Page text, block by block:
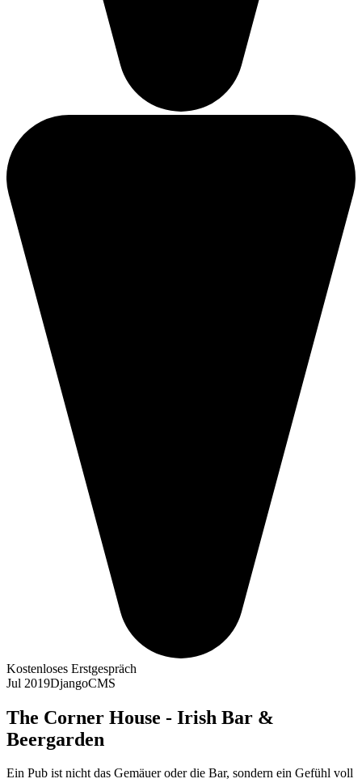
Kostenloses Erstgespräch
Jul 2019DjangoCMS
The Corner House - Irish Bar &
Beergarden
Ein Pub ist nicht das Gemäuer oder die Bar, sondern ein Gefühl voll